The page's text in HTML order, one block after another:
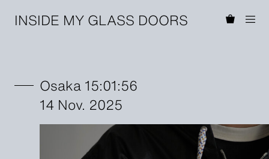
INSIDE MY GLASS DOORS
Osaka 15:01:56
14 Nov. 2025